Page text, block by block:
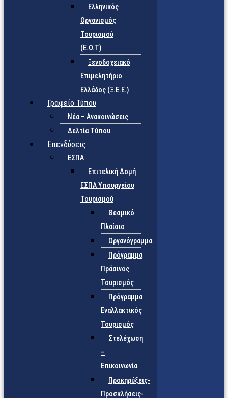
Eλληνικός
Οργανισμός
Τουρισμού
(Ε.Ο.Τ)
Ξενοδοχειακό
Επιμελητήριο
Ελλάδος (Ξ.Ε.Ε.)
Γραφείο Τύπου
Νέα – Ανακοινώσεις
Δελτία Τύπου
Επενδύσεις
ΕΣΠΑ
Επιτελική Δομή
ΕΣΠΑ Υπουργείου
Τουρισμού
Θεσμικό
Πλαίσιο
Οργανόγραμμα
Πρόγραμμα
Πράσινος
Τουρισμός
Πρόγραμμα
Εναλλακτικός
Τουρισμός
Στελέχωση
–
Επικοινωνία
Προκηρύξεις-
Προσκλήσεις-